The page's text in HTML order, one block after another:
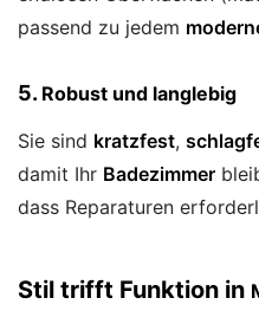
passend zu jedem
5. Robust und langlebig
Sie sind kratzfest,
damit Ihr Badezimmer
dass Reparaturen
Stil trifft Funktion in